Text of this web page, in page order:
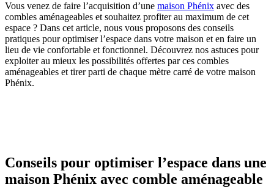
Vous venez de faire l’acquisition d’une maison Phénix avec des
combles aménageables et souhaitez profiter au maximum de cet
espace ? Dans cet article, nous vous proposons des conseils
pratiques pour optimiser l’espace dans votre maison et en faire un
lieu de vie confortable et fonctionnel. Découvrez nos astuces pour
exploiter au mieux les possibilités offertes par ces combles
aménageables et tirer parti de chaque mètre carré de votre maison
Phénix.
Conseils pour optimiser l’espace dans une
maison Phénix avec comble aménageable